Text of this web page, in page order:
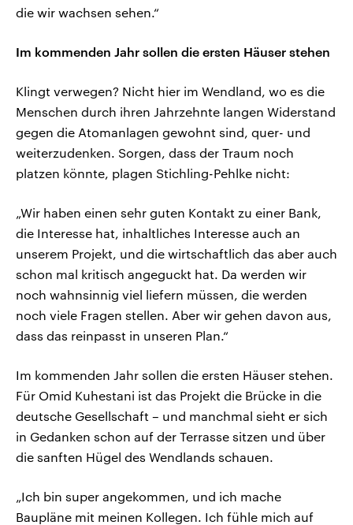
die wir wachsen sehen.“
Im kommenden Jahr sollen die ersten Häuser stehen
Klingt verwegen? Nicht hier im Wendland, wo es die
Menschen durch ihren Jahrzehnte langen Widerstand
gegen die Atomanlagen gewohnt sind, quer- und
weiterzudenken. Sorgen, dass der Traum noch
platzen könnte, plagen Stichling-Pehlke nicht:
„Wir haben einen sehr guten Kontakt zu einer Bank,
die Interesse hat, inhaltliches Interesse auch an
unserem Projekt, und die wirtschaftlich das aber auch
schon mal kritisch angeguckt hat. Da werden wir
noch wahnsinnig viel liefern müssen, die werden
noch viele Fragen stellen. Aber wir gehen davon aus,
dass das reinpasst in unseren Plan.“
Im kommenden Jahr sollen die ersten Häuser stehen.
Für Omid Kuhestani ist das Projekt die Brücke in die
deutsche Gesellschaft – und manchmal sieht er sich
in Gedanken schon auf der Terrasse sitzen und über
die sanften Hügel des Wendlands schauen.
„Ich bin super angekommen, und ich mache
Baupläne mit meinen Kollegen. Ich fühle mich auf